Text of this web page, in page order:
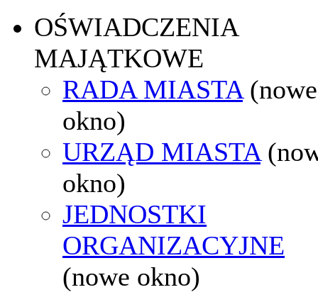
OŚWIADCZENIA
MAJĄTKOWE
RADA MIASTA (nowe
okno)
URZĄD MIASTA
okno)
JEDNOSTKI
ORGANIZACYJNE
(nowe okno)